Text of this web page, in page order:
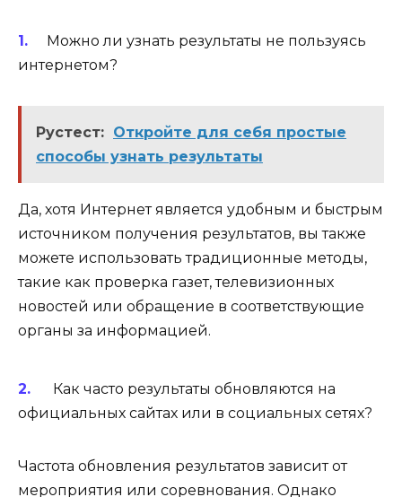
Можно ли узнать результаты не пользуясь
интернетом?
Рустест: Откройте для себя простые
способы узнать результаты
Да, хотя Интернет является удобным и быстрым
источником получения результатов, вы также
можете использовать традиционные методы,
такие как проверка газет, телевизионных
новостей или обращение в соответствующие
органы за информацией.
Как часто результаты обновляются на
официальных сайтах или в социальных сетях?
Частота обновления результатов зависит от
мероприятия или соревнования. Однако